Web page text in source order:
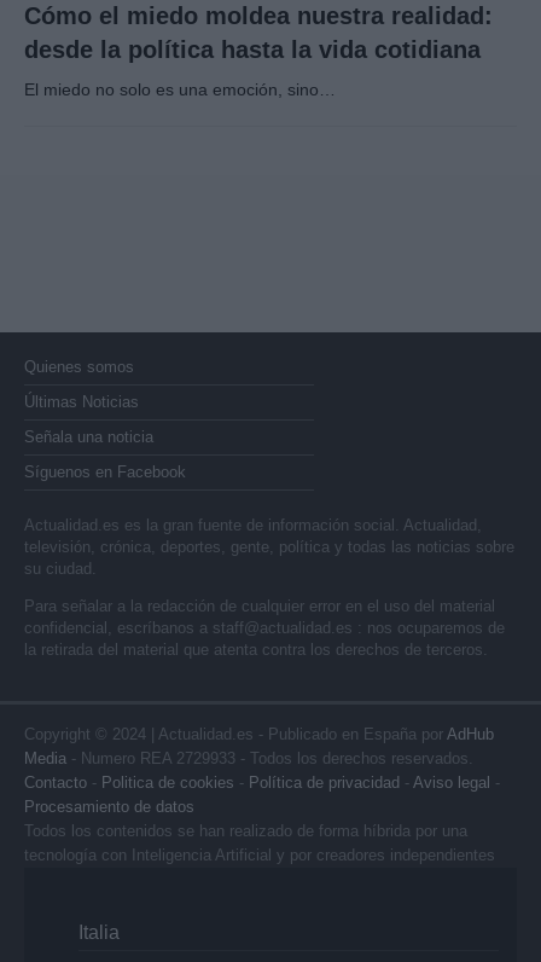
Cómo el miedo moldea nuestra realidad:
desde la política hasta la vida cotidiana
El miedo no solo es una emoción, sino…
Quienes somos
Últimas Noticias
Señala una noticia
Síguenos en Facebook
Actualidad.es es la gran fuente de información social. Actualidad,
televisión, crónica, deportes, gente, política y todas las noticias sobre
su ciudad.
Para señalar a la redacción de cualquier error en el uso del material
confidencial, escríbanos a staff@actualidad.es : nos ocuparemos de
la retirada del material que atenta contra los derechos de terceros.
Copyright © 2024 | Actualidad.es - Publicado en España por AdHub
Media - Numero REA 2729933 - Todos los derechos reservados.
Contacto - Politica de cookies - Política de privacidad - Aviso legal -
Procesamiento de datos
Todos los contenidos se han realizado de forma híbrida por una
tecnología con Inteligencia Artificial y por creadores independientes
Italia